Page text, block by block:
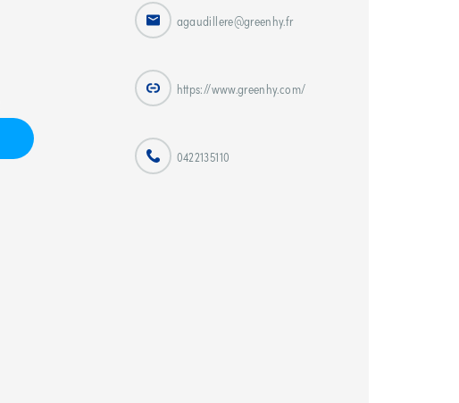
agaudillere@greenhy.fr
https://www.greenhy.com/
0422135110